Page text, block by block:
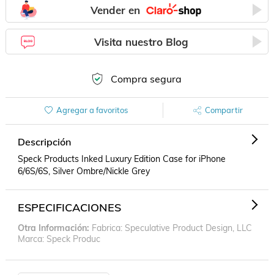
Vender en
Visita nuestro Blog
Compra segura
Agregar a favoritos Compartir
Descripción
Speck Products Inked Luxury Edition Case for iPhone
6/6S/6S, Silver Ombre/Nickle Grey
ESPECIFICACIONES
Otra Información Fabrica: Speculative Product Design, LLC
Marca: Speck Produc